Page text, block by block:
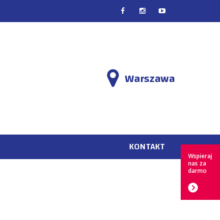
Warszawa
KONTAKT
Wspieraj
nas za
darmo